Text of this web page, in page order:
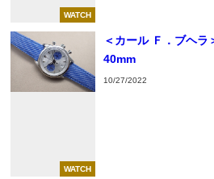
WATCH
WATCH
＜カール Ｆ．ブヘラ
40mm
10/27/2022